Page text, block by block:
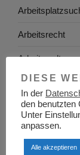
Arbeitsrecht
Arbeitswelt
Arbeitszeugnis
Ausbildung
Baden-
DIESE
In der
den benutzten
Unter
anpassen.
Alle akzeptieren